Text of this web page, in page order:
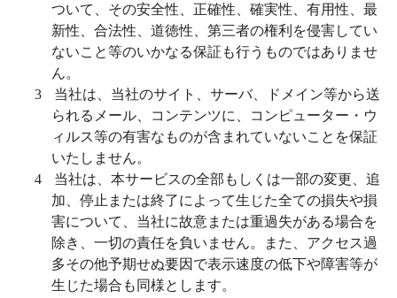
ついて、その安全性、正確性、確実性、有用性、最
新性、合法性、道徳性、第三者の権利を侵害してい
ないこと等のいかなる保証も行うものではありませ
ん。
3
当社は、当社のサイト、サーバ、ドメイン等から送
られるメール、コンテンツに、コンピューター・ウ
ィルス等の有害なものが含まれていないことを保証
いたしません。
4
当社は、本サービスの全部もしくは一部の変更、追
加、停止または終了によって生じた全ての損失や損
害について、当社に故意または重過失がある場合を
除き、一切の責任を負いません。また、アクセス過
多その他予期せぬ要因で表示速度の低下や障害等が
生じた場合も同様とします。